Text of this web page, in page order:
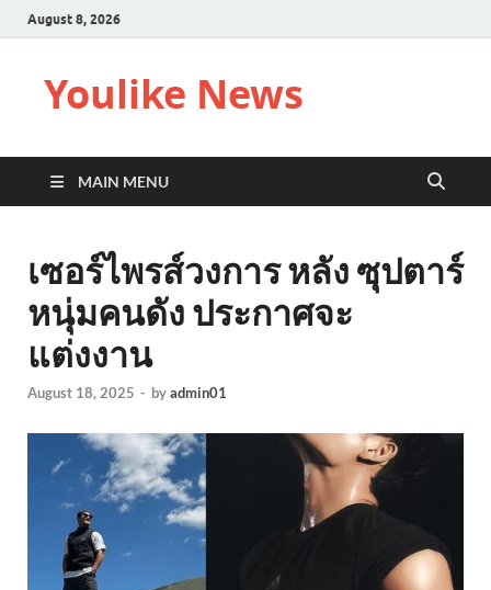
August 8, 2026
Youlike News
MAIN MENU
เซอร์ไพรส์วงการ หลัง ซุปตาร์
หนุ่มคนดัง ประกาศจะ
แต่งงาน
August 18, 2025 - byadmin01